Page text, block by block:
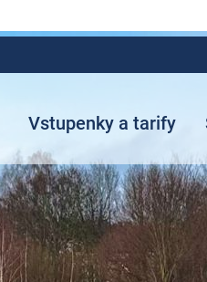
Vstupenky a tarify